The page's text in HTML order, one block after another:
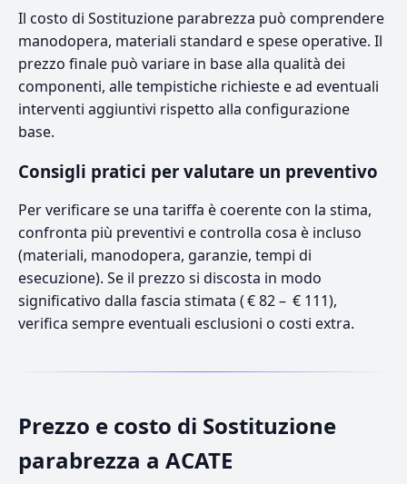
Il costo di Sostituzione parabrezza può comprendere
manodopera, materiali standard e spese operative. Il
prezzo finale può variare in base alla qualità dei
componenti, alle tempistiche richieste e ad eventuali
interventi aggiuntivi rispetto alla configurazione
base.
Consigli pratici per valutare un preventivo
Per verificare se una tariffa è coerente con la stima,
confronta più preventivi e controlla cosa è incluso
(materiali, manodopera, garanzie, tempi di
esecuzione). Se il prezzo si discosta in modo
significativo dalla fascia stimata ( € 82 – € 111),
verifica sempre eventuali esclusioni o costi extra.
Prezzo e costo di Sostituzione
parabrezza a ACATE